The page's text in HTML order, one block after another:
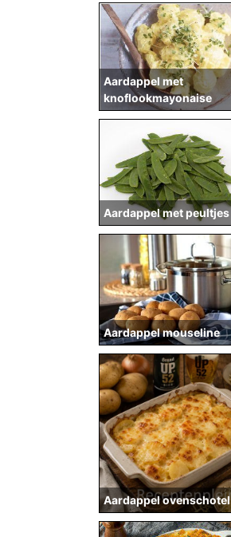
Aardappel met
knoflookmayonaise
Aardappel met peultjes
Aardappel mouseline
Aardappel ovenschotel